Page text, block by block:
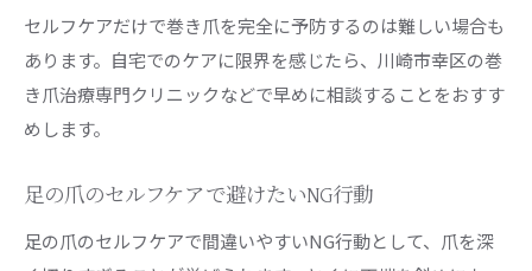
セルフケアだけで巻き爪を完全に予防するのは難しい場合も
あります。自宅でのケアに限界を感じたら、川崎市幸区の巻
き爪治療専門クリニックなどで早めに相談することをおすす
めします。
足の爪のセルフケアで避けたいNG行動
足の爪のセルフケアで間違いやすいNG行動として、爪を深